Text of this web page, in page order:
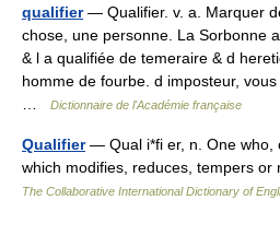
qualifier— Qualifier. v. a. Marquer
chose, une personne. La Sorbonne
& l a qualifiée de temeraire & d
homme de fourbe. d imposteur,
Dictionnaire de l'Académie française
Qualifier— Qual i*fi er, n. One who,
which modifies, reduces, tempers
The Collaborative International Dictionary of